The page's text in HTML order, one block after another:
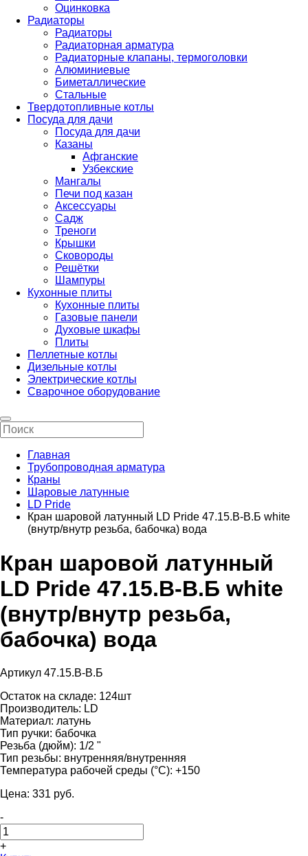
Оцинковка
Радиаторы
Радиаторы
Радиаторная арматура
Радиаторные клапаны, термоголовки
Алюминиевые
Биметаллические
Стальные
Твердотопливные котлы
Посуда для дачи
Посуда для дачи
Казаны
Афганские
Узбекские
Мангалы
Печи под казан
Аксессуары
Садж
Треноги
Крышки
Сковороды
Решётки
Шампуры
Кухонные плиты
Кухонные плиты
Газовые панели
Духовые шкафы
Плиты
Пеллетные котлы
Дизельные котлы
Электрические котлы
Сварочное оборудование
Главная
Трубопроводная арматура
Краны
Шаровые латунные
LD Pride
Кран шаровой латунный LD Pride 47.15.B-B.Б white
(внутр/внутр резьба, бабочка) вода
Кран шаровой латунный
LD Pride 47.15.B-B.Б white
(внутр/внутр резьба,
бабочка) вода
Артикул 47.15.B-B.Б
Остаток на складе: 124шт
Производитель: LD
Материал: латунь
Тип ручки: бабочка
Резьба (дюйм): 1/2 "
Тип резьбы: внутренняя/внутренняя
Температура рабочей среды (°С): +150
Цена: 331 pуб.
-
+